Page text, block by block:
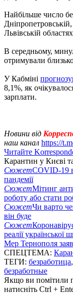
Найбільше число
Львівській
В середньому,
отримували
У Кабміні
8,1%, як
зарплати.
Новини від
наш канал https://
Читайте
Карантин у Києві
СюжетCOVID-19
пандемії
СюжетМітинг
роботу або стати
СюжетЧи варто
він буде
Сюжет
реалії української
Мер Тернополя
СПЕЦТЕМА:
ТЕГИ: безработица,
безработные
Якщо ви помітили
натисніть Ctrl +